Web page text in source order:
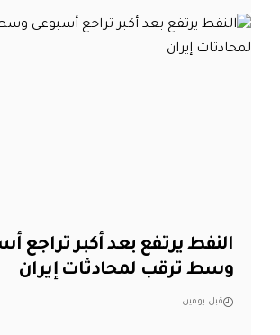
النفط يرتفع بعد أكبر تراجع
وسط ترقب لمحادثات إيران
قبل يومين